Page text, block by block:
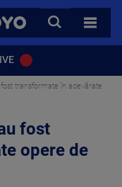
CAUTA
TOATE
transformate în adevărate
fost
opere de